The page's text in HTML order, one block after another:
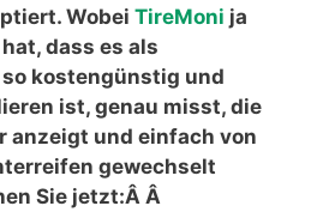
Wobei TireMoni ja
dass es als
kostengünstig und
ist, genau misst, die
anzeigt und einfach von
gewechselt
Sie jetzt:Â Â